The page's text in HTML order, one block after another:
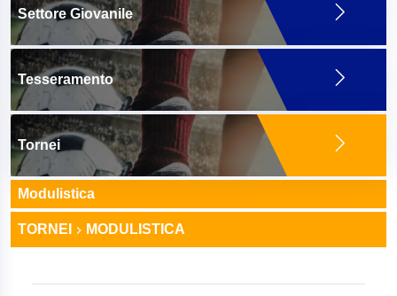
Settore Giovanile
Tesseramento
Tornei
Modulistica
TORNEI MODULISTICA